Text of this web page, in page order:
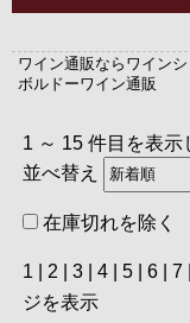
ワイン通販ならワイン
ボルドーワイン通販
1 ～ 15 件目を表示
並べ替え
在庫切れを除く
1 | 2 3| 4| 5| 6| 7
ジを表示